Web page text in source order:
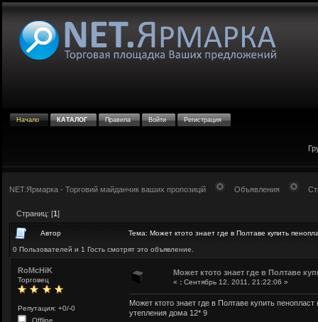
Начало КАТАЛОГ Правила Войти Регистрация
NET.Ярмарка - Торговий майданчик ваших пропозицій Объявления
Страниц: [1]
Автор Тема: Может ктото знает где в Полтаве купить
0 Пользователей и 1 Гость смотрят это объявление.
RoMcHiK
Торговец
Репутация: +0/-0
Offline
Может ктото знает где в Полтаве
« : Сентябрь 12, 2011, 21:22:06 »
Может ктото знает где в Полтаве купить
утепления дома 12* 9